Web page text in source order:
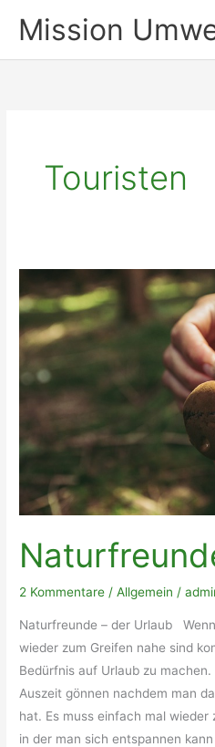
InhaltMission
Touristen
2 Kommentare /Allgemein /
Naturfreunde – der Urlaub
wieder zum Greifen nahe sind
Bedürfnis auf Urlaub zu
Auszeit gönnen nachdem man
hat. Es muss einfach mal wieder
in der man sich entspannen